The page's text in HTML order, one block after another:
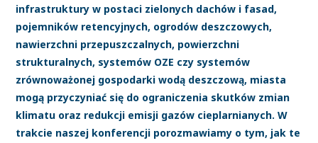
infrastruktury w postaci zielonych dachów i fasad,
pojemników retencyjnych, ogrodów deszczowych,
nawierzchni przepuszczalnych, powierzchni
strukturalnych, systemów OZE czy systemów
zrównoważonej gospodarki wodą deszczową, miasta
mogą przyczyniać się do ograniczenia skutków zmian
klimatu oraz redukcji emisji gazów cieplarnianych. W
trakcie naszej konferencji porozmawiamy o tym, jak te